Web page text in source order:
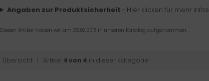
Angaben zur Produktsicherheit - Hier klicken für mehr Infos
Diesen Artikel haben wir am 23.02.2018 in unseren Katalog aufgenommen.
Übersicht | Artikel 4 von 4 in dieser Kategorie